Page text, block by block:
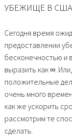
УБЕЖИЩЕ В
Сегодня время
предоставлении
бесконечностью и
выразить как ∞.
положительные
очень много
как же ускорить
рассмотрим те
сделать.